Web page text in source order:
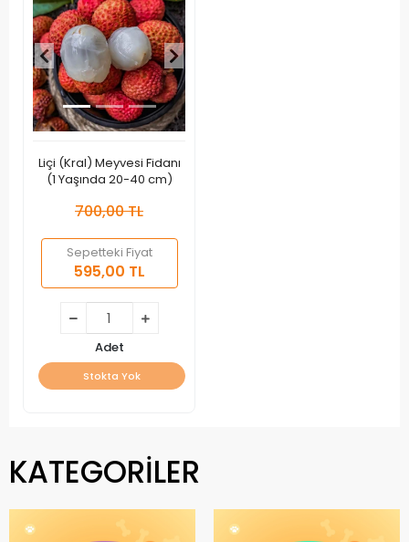
Liçi (Kral) Meyvesi Fidanı
(1 Yaşında 20-40 cm)
700,00 TL
Sepetteki Fiyat
595,00 TL
Adet
Stokta Yok
KATEGORİLER